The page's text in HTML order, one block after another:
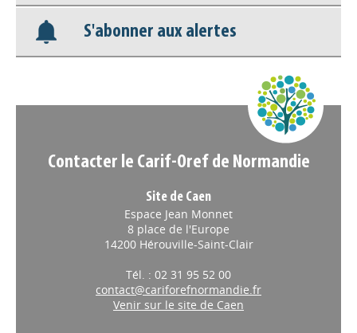
Nos veilles Scoop.it
S'abonner aux alertes
Contacter le Carif-Oref de Normandie
Site de Caen
Espace Jean Monnet
8 place de l'Europe
14200 Hérouville-Saint-Clair
Tél. : 02 31 95 52 00
contact@cariforefnormandie.fr
Venir sur le site de Caen